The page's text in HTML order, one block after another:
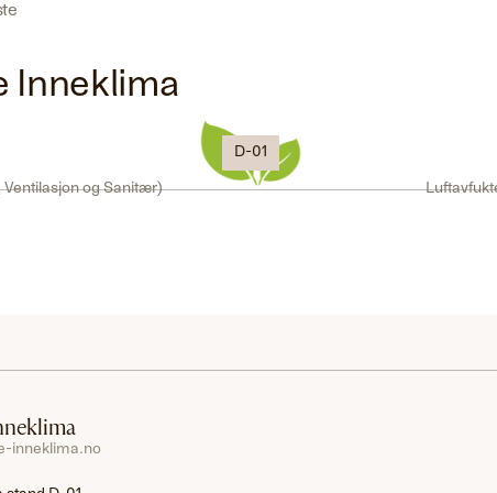
Inneklima
D-01
Ventilasjon og Sanitær)
inneklima.no